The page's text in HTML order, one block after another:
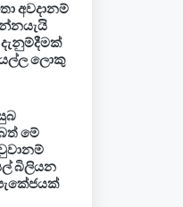
අවදානම්
ලොකු
මේ
බිලියන